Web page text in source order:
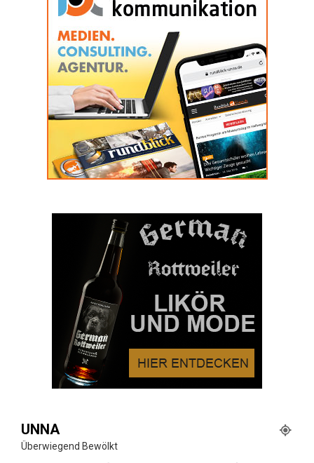
UNNA
Überwiegend Bewölkt